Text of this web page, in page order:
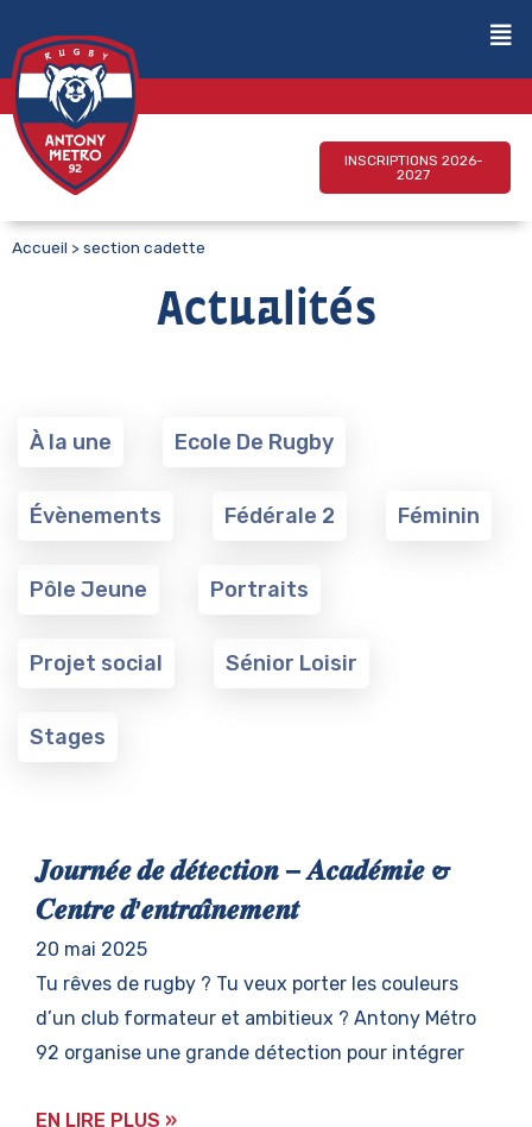
INSCRIPTIONS 2026-
2027
Accueil >section cadette
Actualités
À la une Ecole De Rugby
Évènements Fédérale 2 Féminin
Pôle Jeune Portraits
Projet social Sénior Loisir
Stages
𝑱𝒐𝒖𝒓𝒏𝒆́𝒆 𝒅𝒆 𝒅𝒆́𝒕𝒆𝒄𝒕𝒊𝒐𝒏 – 𝑨𝒄𝒂𝒅𝒆́𝒎𝒊𝒆 &
𝑪𝒆𝒏𝒕𝒓𝒆 𝒅’𝒆𝒏𝒕𝒓𝒂𝒊̂𝒏𝒆𝒎𝒆𝒏𝒕
20 mai 2025
Tu rêves de rugby ? Tu veux porter les couleurs
d’un club formateur et ambitieux ? Antony Métro
92 organise une grande détection pour intégrer
EN LIRE PLUS »